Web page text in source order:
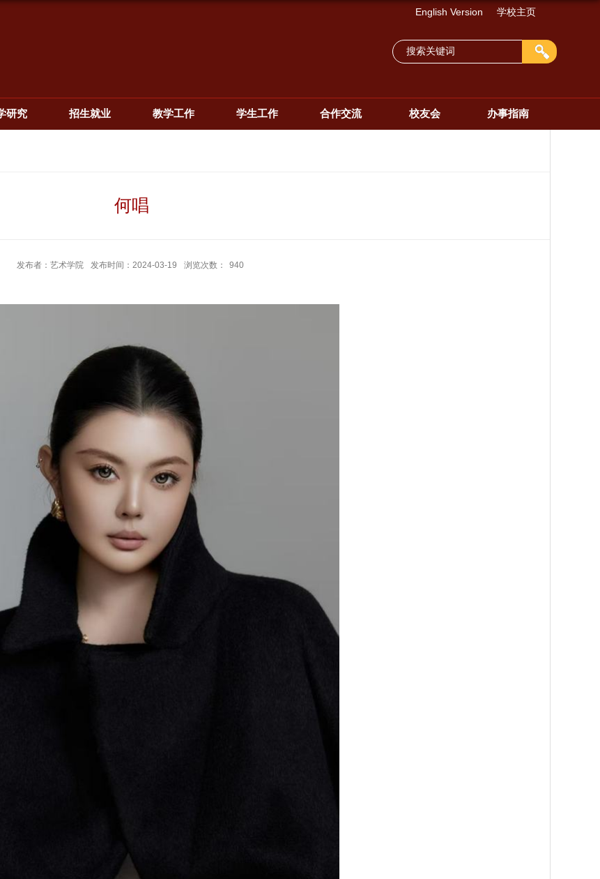
学校主页
English Version
研究 招生就业 教学工作 学生工作 合作交流 校友会 办事指南
何唱
发布者：艺术学院 发布时间：2024-03-19 浏览次数： 940